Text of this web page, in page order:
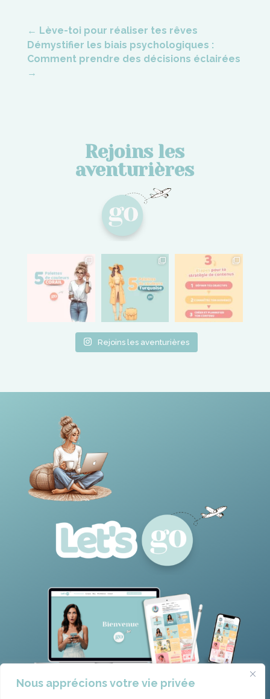
Nous apprécions votre vie privée
← Lève-toi pour réaliser tes rêves
Démystifier les biais psychologiques :
Comment prendre des décisions éclairées
→
Rejoins les
aventurières
Rejoins les aventurières